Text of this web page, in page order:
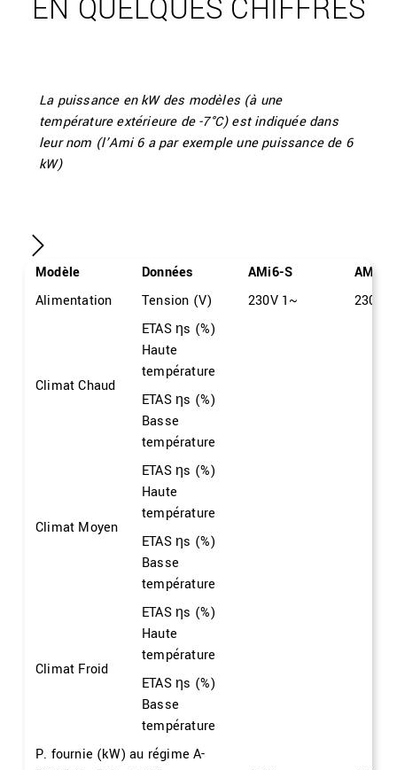
EN QUELQUES CHIFFRES
La puissance en kW des modèles (à une
température extérieure de -7°C) est indiquée dans
leur nom (l’Ami 6 a par exemple une puissance de 6
kW)
Modèle Données AMi6-S
AMi8-
Alimentation
Tension (V) 230V 1~ 230V
Climat Chaud
ETAS ηs (%)
Haute
température
ETAS ηs (%)
Basse
température
Climat Moyen
ETAS ηs (%)
Haute
température
ETAS ηs (%)
Basse
température
Climat Froid
ETAS ηs (%)
Haute
température
ETAS ηs (%)
Basse
température
P. fournie (kW) au régime A-